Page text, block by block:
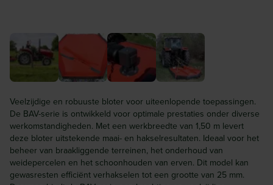
Veelzijdige en robuuste bloter voor uiteenlopende toepassingen.
De BAV-serie is ontwikkeld voor optimale prestaties onder diverse
werkomstandigheden. Met een werkbreedte van 1,50 m levert
deze bloter uitstekende maai- en hakselresultaten. Ideaal voor het
beheer van braakliggende terreinen, het onderhoud van
weidepercelen en het schoonhouden van erven. Dit model kan
gewasresten efficiënt verhakselen tot een grootte van 25 mm.